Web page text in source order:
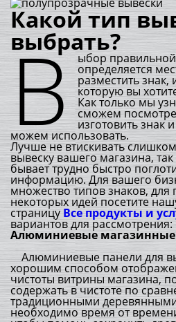
Какой тип
выбрать?
В ыбор
определяется
разместить
которую вы
Как только мы
сможем
изготовить знак
можем использовать.
Лучше не втискивать
вывеску вашего магазина,
бывает трудно быстро
информацию. Для вашего
множество типов знаков, для
некоторых идей посетите
страницу Все продукты и
вариантов для рассмотрения:
Алюминиевые магазинные
Алюминиевые панели для
хорошим способом
чистоты витрины магазина,
содержать в чистоте по
традиционными
необходимо время от